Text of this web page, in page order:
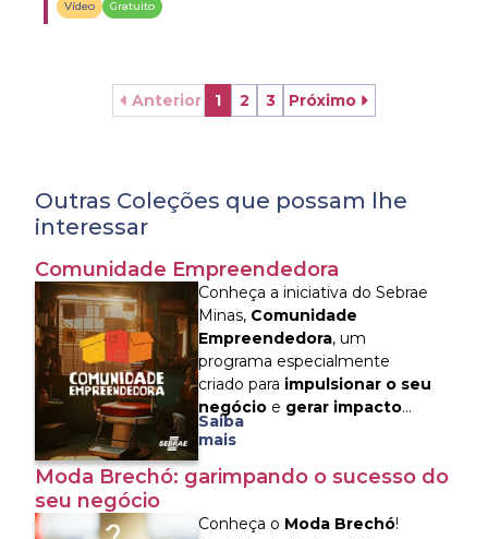
Vídeo Gratuito
Anterior 1 2 3 Próximo
Outras Coleções que possam lhe
interessar
Comunidade Empreendedora
Conheça a iniciativa do Sebrae
Minas, Comunidade
Empreendedora, um
programa especialmente
criado para impulsionar o seu
negócio e gerar impacto
positivo na sua comunidade
encontrar conteúdos práticos e
empreendedorismo, finanças,
Saiba
mais
Moda Brechó: garimpando o sucesso do
seu negócio
Conheça o Moda Brechó!